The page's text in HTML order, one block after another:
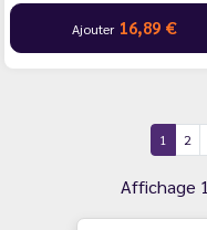
Ajouter 16,89 €
1 2
Affichage